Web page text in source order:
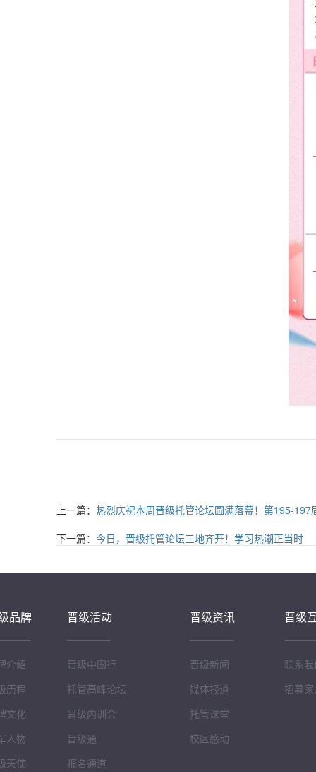
上一篇： 热烈庆祝本周晋级托管论坛圆满落幕！第195-
下一篇： 今日，晋级托管论坛三地齐开！学习热潮正当时
品牌
介绍
历程
文化
人物
天使
晋级活动
晋级中国行
托管高峰论坛
晋级内训会
晋级通
报名通道
晋级资讯
晋级新闻
媒体报道
托管课堂
校区感动
晋级
联系
招募